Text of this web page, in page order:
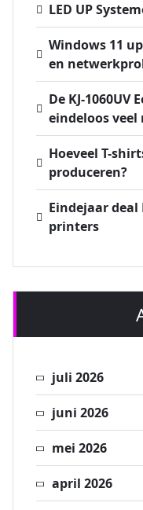
LED UP
Windows 11
en
De KJ-1060UV
eindeloos
Hoeveel T-
produceren?
Eindejaar deal
printers
juli 2026
juni 2026
mei 2026
april 2026